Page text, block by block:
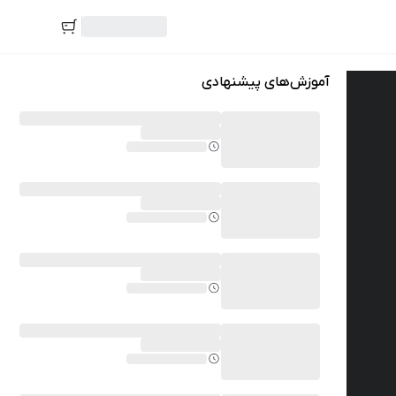
آموزش‌های پیشنهادی